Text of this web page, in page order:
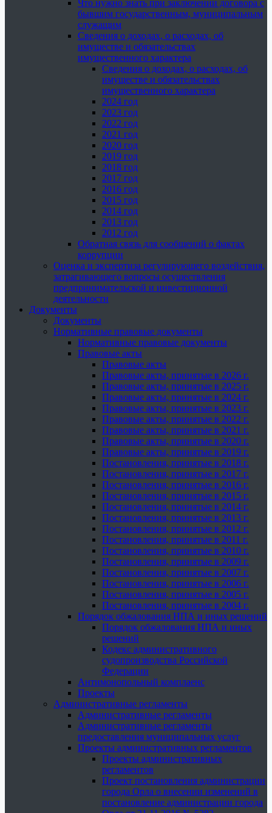
Что нужно знать при заключении договора с
бывшим государственным, муниципальным
служащим
Сведения о доходах, о расходах, об
имуществе и обязательствах
имущественного характера
Сведения о доходах, о расходах, об
имуществе и обязательствах
имущественного характера
2024 год
2023 год
2022 год
2021 год
2020 год
2019 год
2018 год
2017 год
2016 год
2015 год
2014 год
2013 год
2012 год
Обратная связь для сообщений о фактах
коррупции
Оценка и экспертиза регулирующего воздействия,
затрагивающего вопросы осуществления
предпринимательской и инвестиционной
деятельности
Документы
Документы
Нормативные правовые документы
Нормативные правовые документы
Правовые акты
Правовые акты
Правовые акты, принятые в 2026 г.
Правовые акты, принятые в 2025 г.
Правовые акты, принятые в 2024 г.
Правовые акты, принятые в 2023 г.
Правовые акты, принятые в 2022 г.
Правовые акты, принятые в 2021 г.
Правовые акты, принятые в 2020 г.
Правовые акты, принятые в 2019 г.
Постановления, принятые в 2018 г.
Постановления, принятые в 2017 г.
Постановления, принятые в 2016 г.
Постановления, принятые в 2015 г.
Постановления, принятые в 2014 г.
Постановления, принятые в 2013 г.
Постановления, принятые в 2012 г.
Постановления, принятые в 2011 г.
Постановления, принятые в 2010 г.
Постановления, принятые в 2009 г.
Постановления, принятые в 2007 г.
Постановления, принятые в 2006 г.
Постановления, принятые в 2005 г.
Постановления, принятые в 2004 г.
Порядок обжалования НПА и иных решений
Порядок обжалования НПА и иных
решений
Кодекс административного
судопроизводства Российской
Федерации
Антимонопольный комплаенс
Проекты
Административные регламенты
Административные регламенты
Административные регламенты
предоставления муниципальных услуг
Проекты административных регламентов
Проекты административных
регламентов
Проект постановления администрации
города Орла о внесении изменений в
постановление администрации города